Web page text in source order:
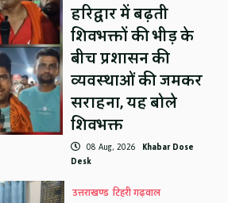
हरिद्वार में बढ़ती
शिवभक्तों की भीड़ के
बीच प्रशासन की
व्यवस्थाओं की जमकर
सराहना, यह बोले
शिवभक्त
08 Aug, 2026 Khabar Dose
Desk
उत्तराखण्ड टिहरी गढ़वाल